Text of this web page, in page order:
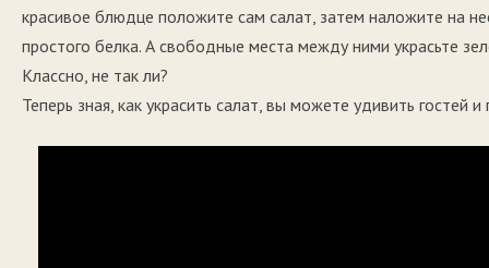
красивое блюдце положите сам салат, затем наложите на
простого белка. А свободные места между ними украсьте
Классно, не так ли?
Теперь зная, как украсить салат, вы можете удивить гостей